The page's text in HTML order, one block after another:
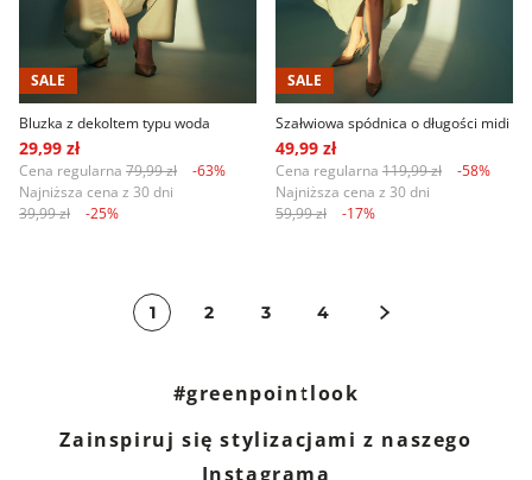
SALE
Bluzka z dekoltem typu woda
29,99 zł
Cena regularna 79,99 zł
-63%
Najniższa cena z 30 dni
39,99 zł
-25%
SALE
Szałwiowa spódnica o długości midi
49,99 zł
Cena regularna 119,99 zł
-58%
Najniższa cena z 30 dni
59,99 zł
-17%
1 2 3 4
#greenpointlook
Zainspiruj się stylizacjami z naszego
Instagrama